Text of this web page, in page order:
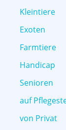
Kleintiere
Exoten
Farmtiere
Handicap
Senioren
auf
von Privat